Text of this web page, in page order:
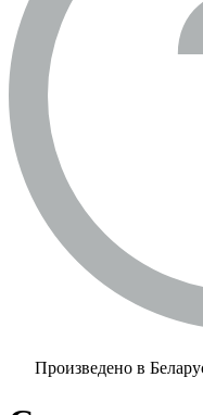
Произведено в